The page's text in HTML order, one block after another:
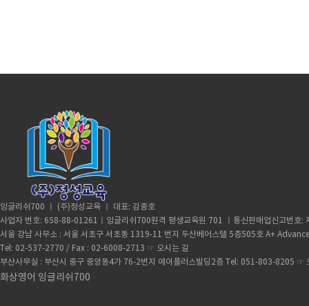
잉글리쉬700 ㅣ (주)정성교육 ㅣ 대표: 김종호
사업자 번호: 658-88-01261ㅣ잉글리쉬700원격 평생교육원 701 ㅣ통신판매업신고번호:
서울 강남 사무소 : 서울 서초구 서초동 1319-11 번지 두산베어스텔 5층505호 A+
Tel: 02-537-2770 / Fax : 02-6008-2713 ☞ 오시는 길
부산사무실 : 부산시 중구 중앙동4가 76-2번지 에이플러스빌딩2층 Tel: 051-803-8205 ☞
화상영어 잉글리쉬700